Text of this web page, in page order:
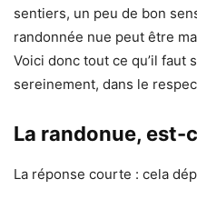
sentiers, un peu de bon
randonnée nue peut être
Voici donc tout ce qu’il faut
sereinement, dans le
La randonue, est-
La réponse courte : cela